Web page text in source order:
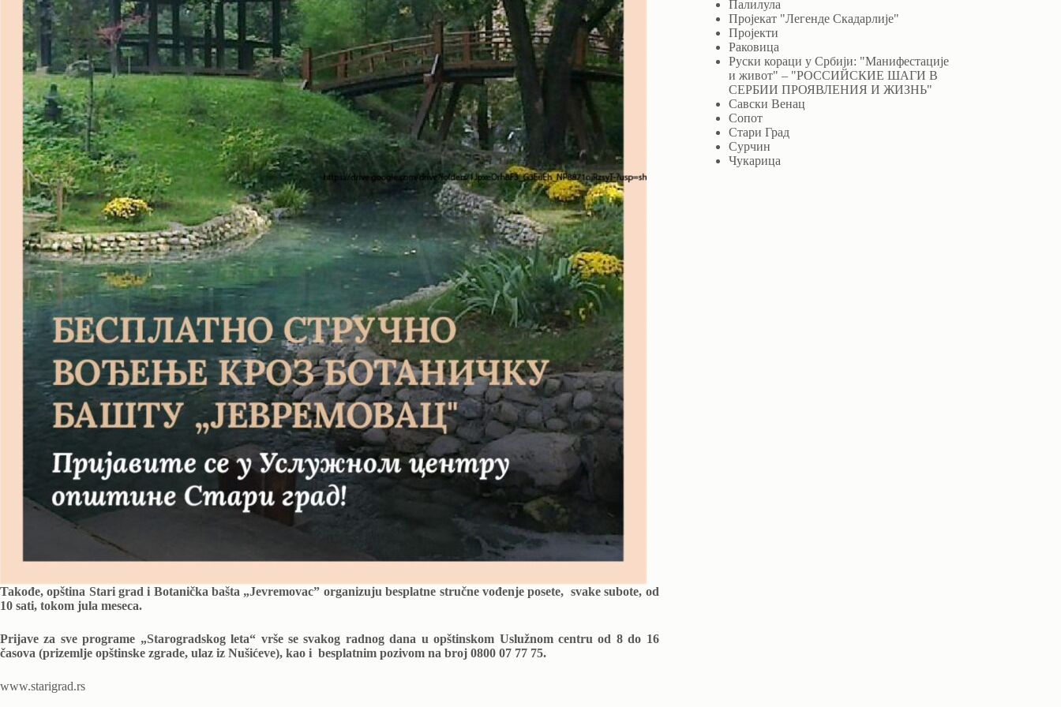
Takođe, opština Stari grad i Botanička bašta „Jevremovac” organizuju besplatne stručne vođenje posete, svake subote, od
10 sati, tokom jula meseca.
Prijave za sve programe „Starogradskog leta“ vrše se svakog radnog dana u opštinskom Uslužnom centru od 8 do 16
časova (prizemlje opštinske zgrade, ulaz iz Nušićeve), kao i besplatnim pozivom na broj 0800 07 77 75.
www.starigrad.rs
Палилула
Пројекат "Легенде Скадарлије"
Пројекти
Раковица
Руски кораци у Србији: "Манифестације
и живот" – "РОССИЙСКИЕ ШАГИ В
СЕРБИИ ПРОЯВЛЕНИЯ И ЖИЗНЬ"
Савски Венац
Сопот
Стари Град
Сурчин
Чукарица